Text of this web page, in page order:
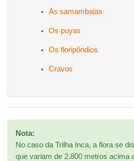
As samambaias
Os puyas
Os floripôndios
Cravos
Nota:
No caso da Trilha Inca, a flora se
que variam de 2.800 metros acima